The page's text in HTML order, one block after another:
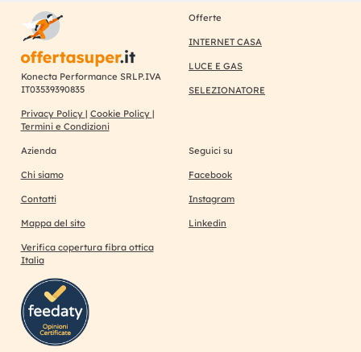
Konecta Performance SRLP.IVA
IT03539390835
Privacy Policy | Cookie Policy |
Termini e Condizioni
Offerte
INTERNET CASA
LUCE E GAS
SELEZIONATORE
Azienda
Chi siamo
Contatti
Mappa del sito
Verifica copertura fibra ottica
Italia
Seguici su
Facebook
Instagram
Linkedin